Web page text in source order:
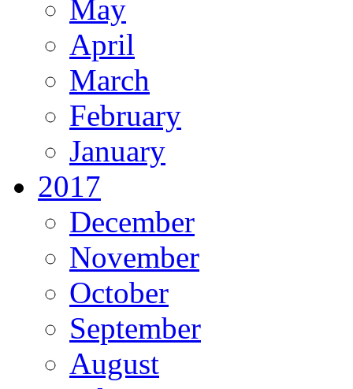
May
April
March
February
January
2017
December
November
October
September
August